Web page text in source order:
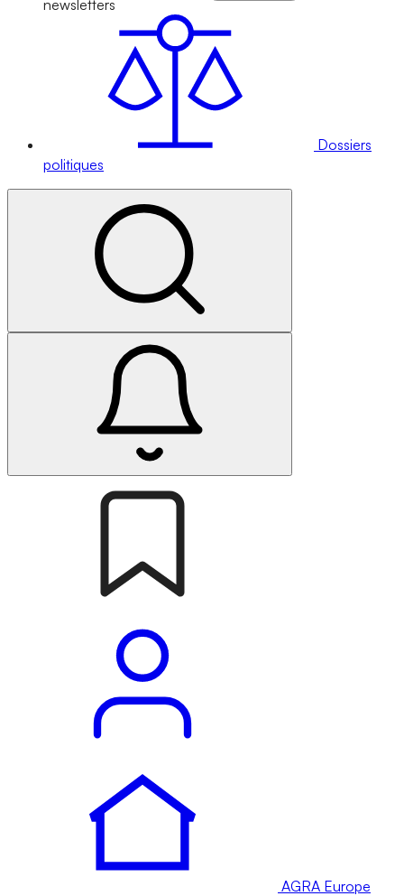
newsletters
Dossiers
politiques
AGRA Europe